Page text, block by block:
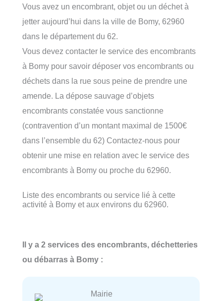
Vous avez un encombrant, objet ou un déchet à
jetter aujourd’hui dans la ville de Bomy, 62960
dans le département du 62.
Vous devez contacter le service des encombrants
à Bomy pour savoir déposer vos encombrants ou
déchets dans la rue sous peine de prendre une
amende. La dépose sauvage d’objets
encombrants constatée vous sanctionne
(contravention d’un montant maximal de 1500€
dans l’ensemble du 62) Contactez-nous pour
obtenir une mise en relation avec le service des
encombrants à Bomy ou proche du 62960.
Liste des encombrants ou service lié à cette
activité à Bomy et aux environs du 62960.
Il y a 2 services des encombrants, déchetteries
ou débarras à Bomy :
Mairie